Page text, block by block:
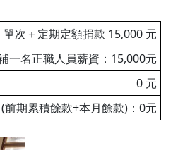
單次＋定期定額捐款 15,000 元
一名正職人員薪資：15,000元
0 元
期累積餘款+本月餘款)：0元